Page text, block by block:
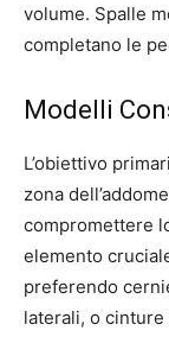
volume. Spalle
completano le
Modelli
L’obiettivo
zona
compromettere
elemento
preferendo
laterali, o